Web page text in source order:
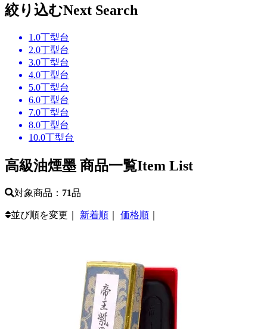
絞り込むNext Search
1.0丁型台
2.0丁型台
3.0丁型台
4.0丁型台
5.0丁型台
6.0丁型台
7.0丁型台
8.0丁型台
10.0丁型台
高級油煙墨 商品一覧Item List
対象商品： 71品
並び順を変更｜ 新着順 価格順